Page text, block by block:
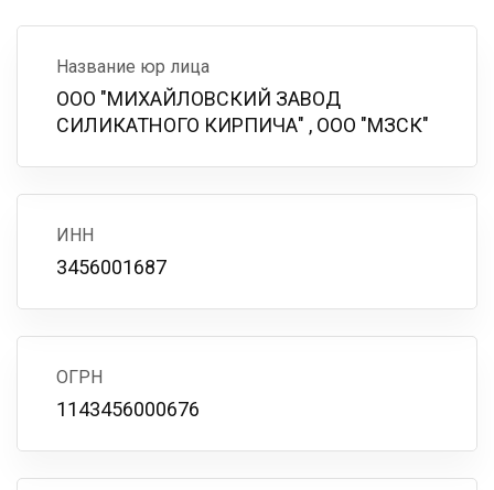
Название юр лица
ООО "МИХАЙЛОВСКИЙ ЗАВОД
СИЛИКАТНОГО КИРПИЧА" , ООО "МЗСК"
ИНН
3456001687
ОГРН
1143456000676